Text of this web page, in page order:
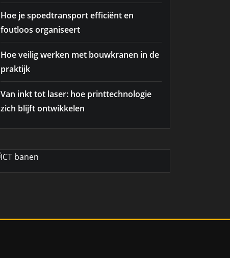
Hoe je spoedtransport efficiënt en
foutloos organiseert
Hoe veilig werken met bouwkranen in de
praktijk
Van inkt tot laser: hoe printtechnologie
zich blijft ontwikkelen